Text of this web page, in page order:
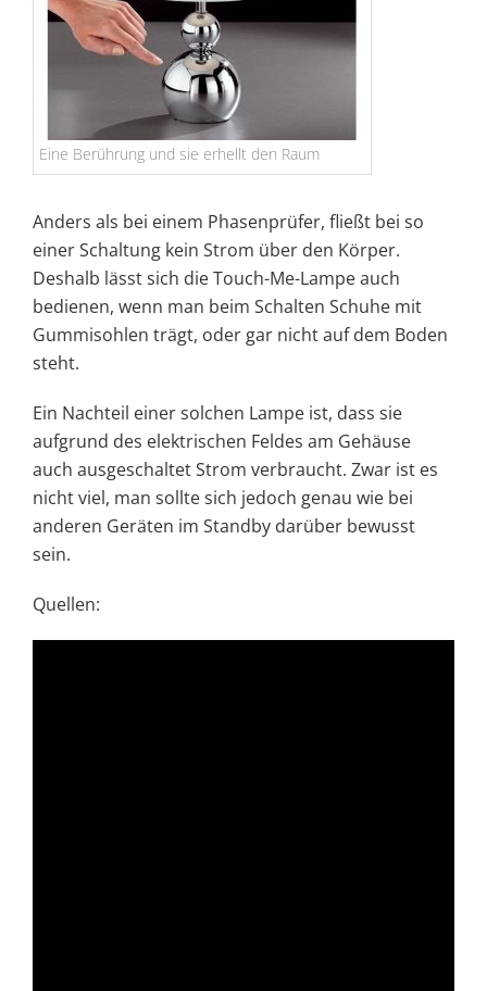
Eine Berührung und sie erhellt den Raum
Anders als bei einem Phasenprüfer, fließt bei so
einer Schaltung kein Strom über den Körper.
Deshalb lässt sich die Touch-Me-Lampe auch
bedienen, wenn man beim Schalten Schuhe mit
Gummisohlen trägt, oder gar nicht auf dem Boden
steht.
Ein Nachteil einer solchen Lampe ist, dass sie
aufgrund des elektrischen Feldes am Gehäuse
auch ausgeschaltet Strom verbraucht. Zwar ist es
nicht viel, man sollte sich jedoch genau wie bei
anderen Geräten im Standby darüber bewusst
sein.
Quellen: